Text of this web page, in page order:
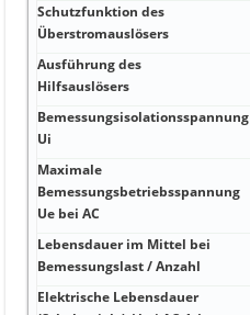
Schutzfunktion des
Überstromauslösers
Ausführung des
Hilfsauslösers
Bemessungsisolationsspannung
Ui
Maximale
Bemessungsbetriebsspannung
Ue bei AC
Lebensdauer im Mittel bei
Bemessungslast / Anzahl
Elektrische Lebensdauer